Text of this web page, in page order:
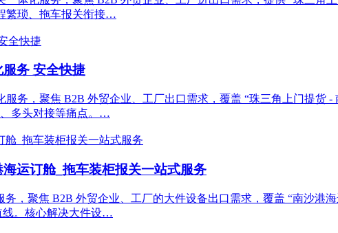
繁琐、拖车报关衔接…
务 安全快捷
务，聚焦 B2B 外贸企业、工厂出口需求，覆盖 “珠三角上门提货 -
多头对接等痛点。…
运订舱_拖车装柜报关一站式服务
，聚焦 B2B 外贸企业、工厂的大件设备出口需求，覆盖 “南沙港
线。核心解决大件设…